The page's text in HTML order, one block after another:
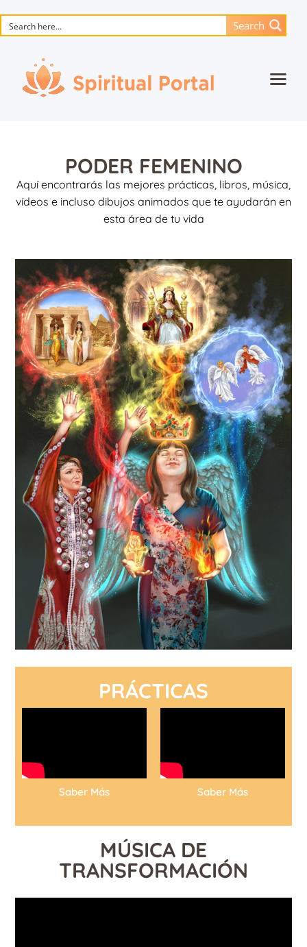
Search
Flor De La Vida
Libros
PODER FEMENINO
Aquí encontrarás las mejores prácticas, libros, música,
vídeos e incluso dibujos animados que te ayudarán en
esta área de tu vida
PRÁCTICAS
Saber Más Saber Más
MÚSICA DE
TRANSFORMACIÓN